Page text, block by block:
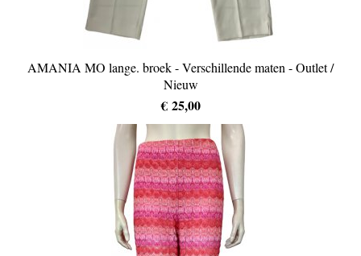
AMANIA MO lange. broek - Verschillende maten - Outlet /
Nieuw
€ 25,00